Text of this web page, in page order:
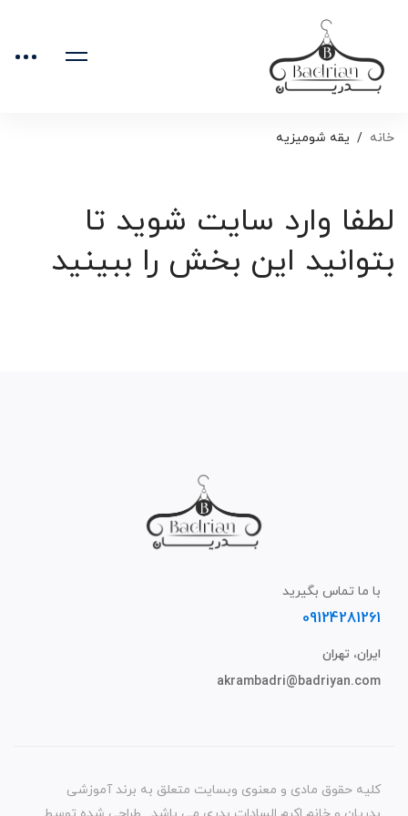
خانه یقه شومیزیه
لطفا وارد سایت شوید تا
بتوانید این بخش را ببینید
با ما تماس بگیرید
09124281261
ایران، تهران
akrambadri@badriyan.com
کلیه حقوق مادی و معنوی وبسایت متعلق به برند آموزشی